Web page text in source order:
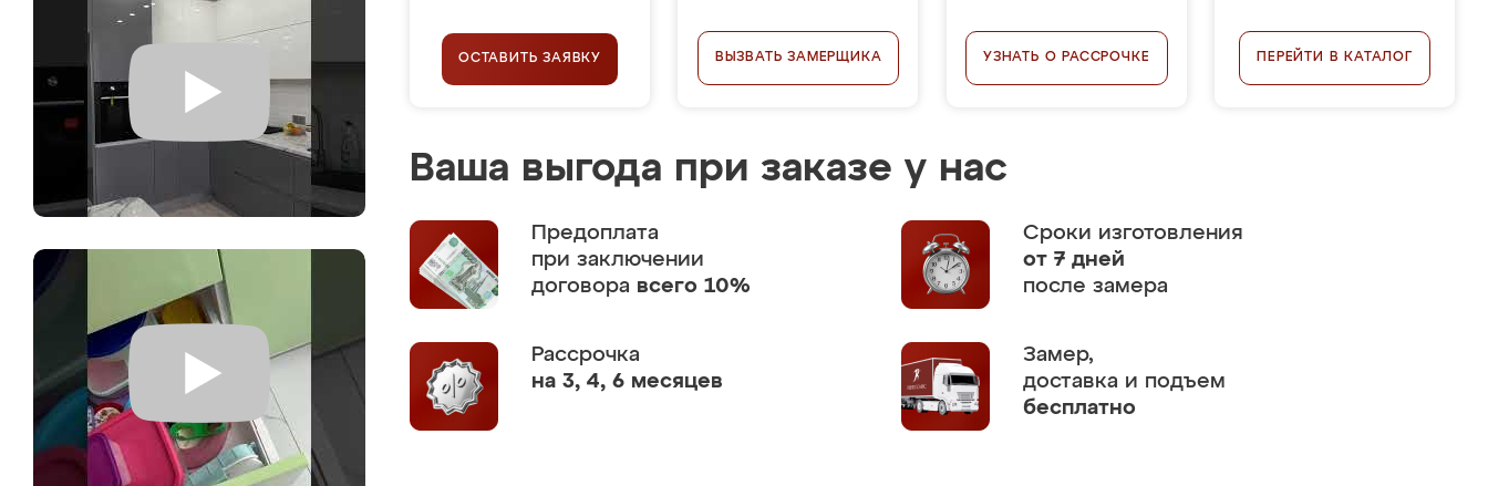
ОСТАВИТЬ ЗАЯВКУ ВЫЗВАТЬ ЗАМЕРЩИКА УЗНАТЬ О РАССРОЧКЕ ПЕРЕЙТИ В КАТАЛОГ
Ваша выгода при заказе у нас
Предоплата
при заключении
договора всего 10%
Сроки изготовления
от 7 дней
после замера
Рассрочка
на 3, 4, 6 месяцев
Замер,
доставка и подъем
бесплатно